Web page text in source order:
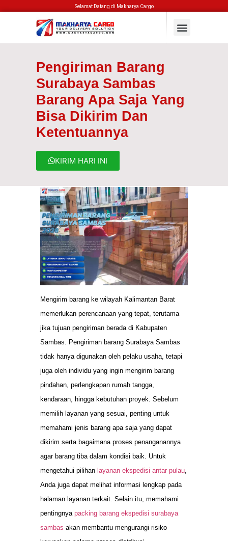
Selamat Datang di Makharya Cargo
Pengiriman Barang
Surabaya Sambas
Barang Apa Saja Yang
Bisa Dikirim Dan
Ketentuannya
KIRIM HARI INI
Mengirim barang ke wilayah Kalimantan Barat
memerlukan perencanaan yang tepat, terutama
jika tujuan pengiriman berada di Kabupaten
Sambas. Pengiriman barang Surabaya Sambas
tidak hanya digunakan oleh pelaku usaha, tetapi
juga oleh individu yang ingin mengirim barang
pindahan, perlengkapan rumah tangga,
kendaraan, hingga kebutuhan proyek. Sebelum
memilih layanan yang sesuai, penting untuk
memahami jenis barang apa saja yang dapat
dikirim serta bagaimana proses penanganannya
agar barang tiba dalam kondisi baik. Untuk
mengetahui pilihan layanan ekspedisi antar pulau,
Anda juga dapat melihat informasi lengkap pada
halaman layanan terkait. Selain itu, memahami
pentingnya packing barang ekspedisi surabaya
sambas akan membantu mengurangi risiko